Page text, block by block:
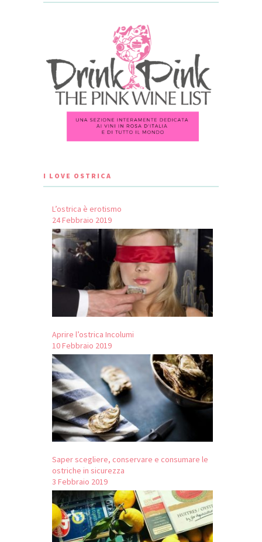
I LOVE OSTRICA
L’ostrica è erotismo
24 Febbraio 2019
Aprire l’ostrica Incolumi
10 Febbraio 2019
Saper scegliere, conservare e consumare le
ostriche in sicurezza
3 Febbraio 2019